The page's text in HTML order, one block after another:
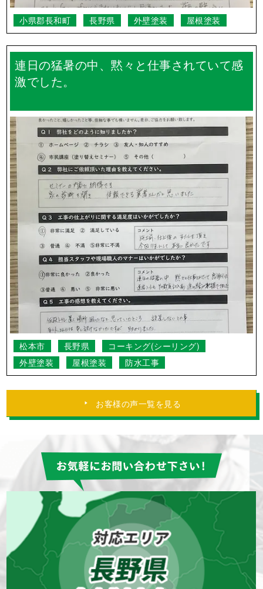
小県郡長和町 長野県 外壁塗装 屋根塗装
連日の猛暑の中、黙々と仕事されていて感
激でした。
松本市 長野県
コーキング(シーリング)
外壁塗装
屋根塗装 防水工事
お客様の声一覧を見る